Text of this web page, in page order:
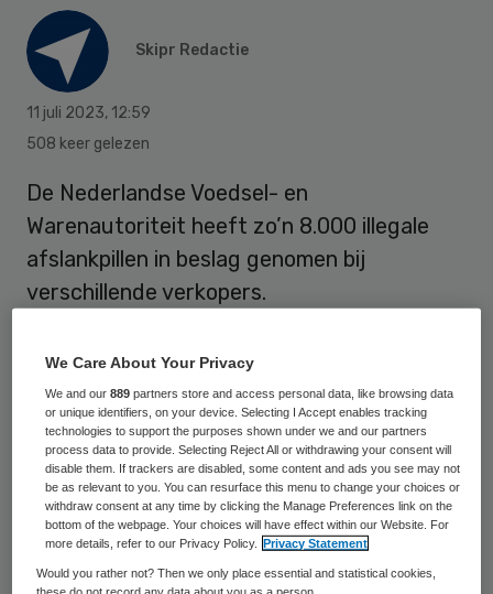
Skipr Redactie
11 juli 2023, 12:59
508 keer gelezen
De Nederlandse Voedsel- en
Warenautoriteit heeft zo’n 8.000 illegale
afslankpillen in beslag genomen bij
verschillende verkopers.
Dat gebeurde tijdens een actieweek
gericht op de handel in deze pillen.
De pillen worden onder andere verkocht
onder de naam Iomax, maar ze worden ook
onder andere namen aangeboden als
zogeheten ‘fatburners’. Uit tests blijkt dat
We Care About Your Privacy
We and our889 partners store and access personal data, like browsing data
or unique identifiers, on your device. Selecting I Accept enables tracking
technologies to support the purposes shown under we and our partners
process data to provide. Selecting Reject All or withdrawing your consent will
disable them. If trackers are disabled, some content and ads you see may not
be as relevant to you. You can resurface this menu to change your choices or
withdraw consent at any time by clicking the Manage Preferences link on the
bottom of the webpage. Your choices will have effect within our Website. For
more details, refer to our Privacy Policy.
Privacy Statement
Would you rather not? Then we only place essential and statistical cookies,